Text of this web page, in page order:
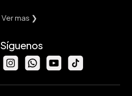
Ver mas ❯
Síguenos